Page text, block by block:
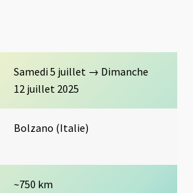
Samedi 5 juillet → Dimanche
12 juillet 2025
Bolzano (Italie)
~750 km